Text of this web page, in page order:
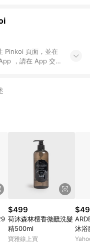
Pinkoi 頁面，並在
，請在 App 交
優惠，P coins，
APP 請更新至
，開館保證金，補
上之商品規格、
物車不符，以
點數紅包使用規
購物前往 Pinkoi
不符合導購資格；承
物前往 Pinkoi 頁
$499
荷沐森林檀香微醺洗髮
精500ml
寶雅線上買
沐浴
空版